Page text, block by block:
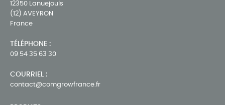
12350 Lanuejouls
(12) AVEYRON
France
TÉLÉPHONE :
09 54 35 63 30
COURRIEL :
contact@comgrowfrance.fr